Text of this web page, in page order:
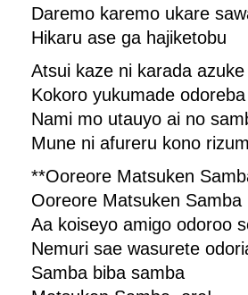
Daremo karemo ukare
Hikaru ase ga hajiketobu
Atsui kaze ni karada azuke
Kokoro yukumade odoreba
Nami mo utauyo ai no
Mune ni afureru kono
**Ooreore Matsuken
Ooreore Matsuken Samba
Aa koiseyo amigo odoroo
Nemuri sae wasurete
Samba biba samba